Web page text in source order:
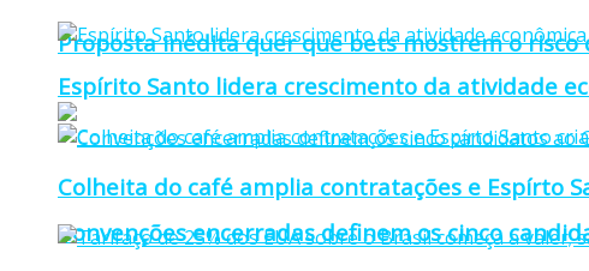
Proposta inédita quer que bets mostrem o
Convenções encerradas definem os cinco
Espírito Santo lidera crescimento da atividade
Colheita do café amplia contratações e Espírto